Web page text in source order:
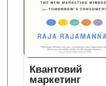
Квантовий
маркетинг